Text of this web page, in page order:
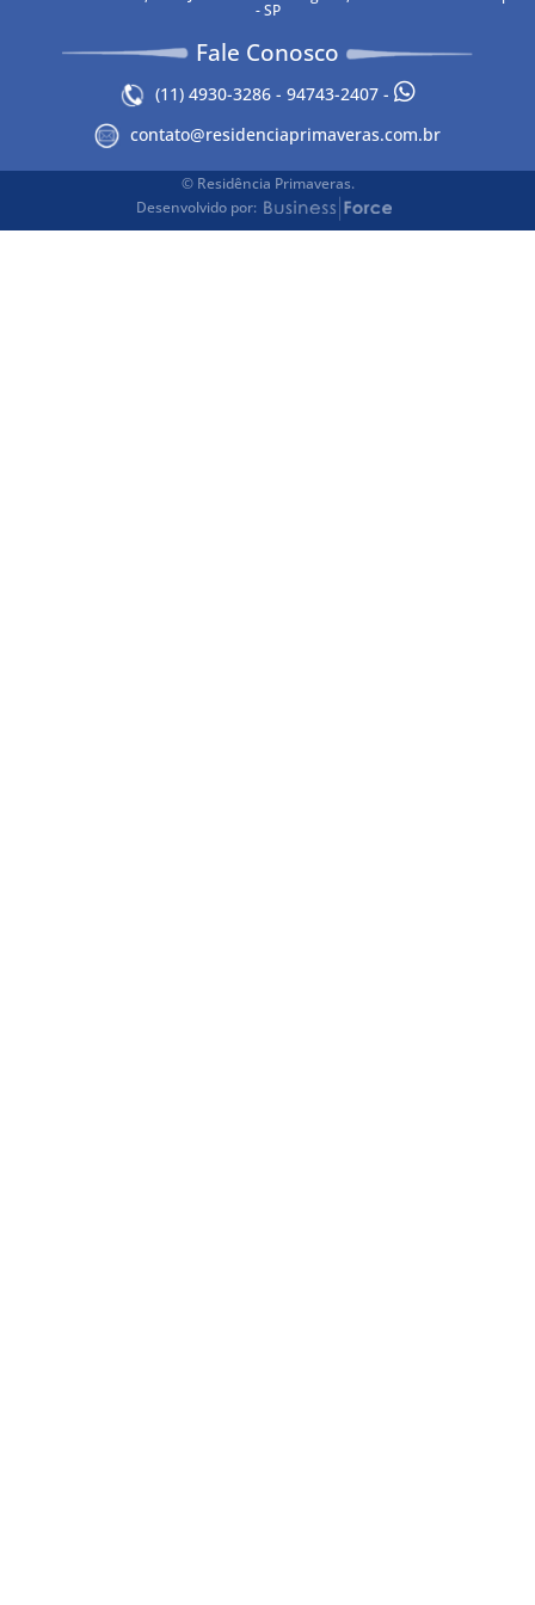
- SP
Fale Conosco
(11) 4930-3286 - 94743-2407 -
contato@residenciaprimaveras.com.br
© Residência Primaveras.
Desenvolvido por: